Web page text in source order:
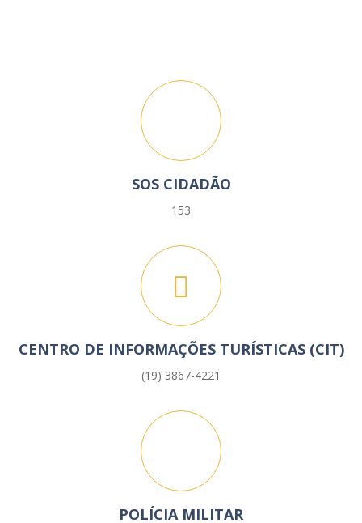
SOS CIDADÃO
153
CENTRO DE INFORMAÇÕES TURÍSTICAS (CIT)
(19) 3867-4221
POLÍCIA MILITAR